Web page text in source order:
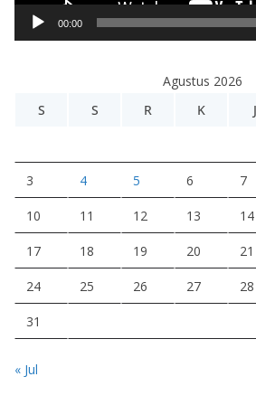
d
00:00
Agustus 2026
S
S R K J
3 4 5 6 7
10 11 12 13 14
17 18 19 20 21
24 25 26 27 28
31
« Jul